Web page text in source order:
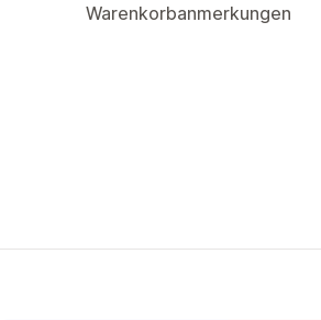
Warenkorbanmerkungen